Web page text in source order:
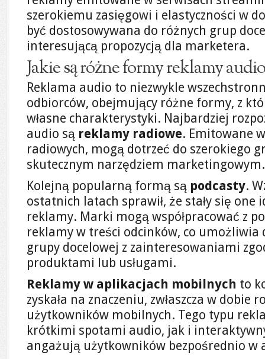
szerokiemu zasięgowi i elastyczności w
być dostosowywana do różnych grup
interesującą propozycją dla marketera.
Jakie są różne formy reklamy
Reklama audio to niezwykle
odbiorców, obejmujący różne formy, z
własne charakterystyki. Najbardziej
audio są reklamy radiowe. Emitowane
radiowych, mogą dotrzeć do szerokiego
skutecznym narzędziem marketingowym.
Kolejną popularną formą są podcasty.
ostatnich latach sprawił, że stały się
reklamy. Marki mogą współpracować z
reklamy w treści odcinków, co
grupy docelowej z zainteresowaniami
produktami lub usługami.
Reklamy w aplikacjach mobilnych to
zyskała na znaczeniu, zwłaszcza w dobie
użytkowników mobilnych. Tego typu
krótkimi spotami audio, jak i
angażują użytkowników bezpośrednio w